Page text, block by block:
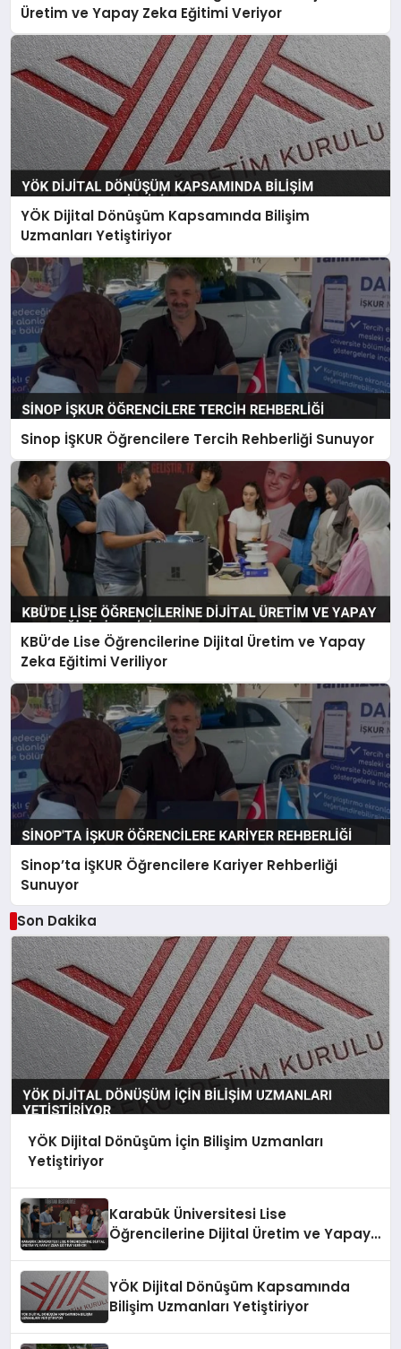
Üretim ve Yapay Zeka Eğitimi Veriyor
YÖK Dijital Dönüşüm Kapsamında Bilişim
Uzmanları Yetiştiriyor
Sinop İŞKUR Öğrencilere Tercih Rehberliği Sunuyor
KBÜ’de Lise Öğrencilerine Dijital Üretim ve Yapay
Zeka Eğitimi Veriliyor
Sinop’ta İŞKUR Öğrencilere Kariyer Rehberliği
Sunuyor
Son Dakika
YÖK Dijital Dönüşüm İçin Bilişim Uzmanları
Yetiştiriyor
Karabük Üniversitesi Lise
Öğrencilerine Dijital Üretim ve Yapay
YÖK Dijital Dönüşüm Kapsamında
Bilişim Uzmanları Yetiştiriyor